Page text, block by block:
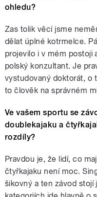
ohledu?
Zas tolik věcí jsme
dělat úplné kotrmelce.
projevilo i v mém postoji
polský konzultant. Je
vystudovaný doktorát, o
to člověk na správném
Ve vašem sportu se
doublekajaku a
rozdíly?
Pravdou je, že lidí, co
čtyřkajaku není moc.
šikovný a ten závod